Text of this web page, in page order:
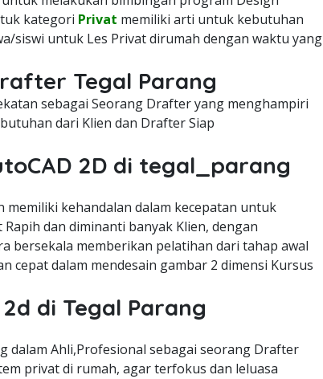
kategori Privat memiliki arti untuk kebutuhan
siswi untuk Les Privat dirumah dengan waktu yang
Tegal Parang
sebagai Seorang Drafter yang menghampiri
dari Klien dan Drafter Siap
2D di tegal_parang
kehandalan dalam kecepatan untuk
dan diminanti banyak Klien, dengan
bersekala memberikan pelatihan dari tahap awal
cepat dalam mendesain gambar 2 dimensi Kursus
di Tegal Parang
dalam Ahli,Profesional sebagai seorang Drafter
privat di rumah, agar terfokus dan leluasa